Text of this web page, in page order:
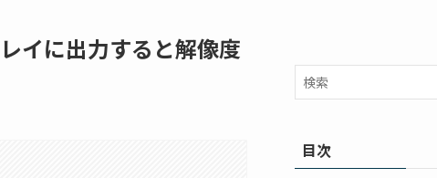
イに出力すると解像度
目次